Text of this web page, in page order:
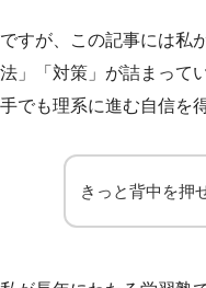
ですが、この記事には私
法」「対策」が詰まって
手でも理系に進む自信を
きっと背中を押